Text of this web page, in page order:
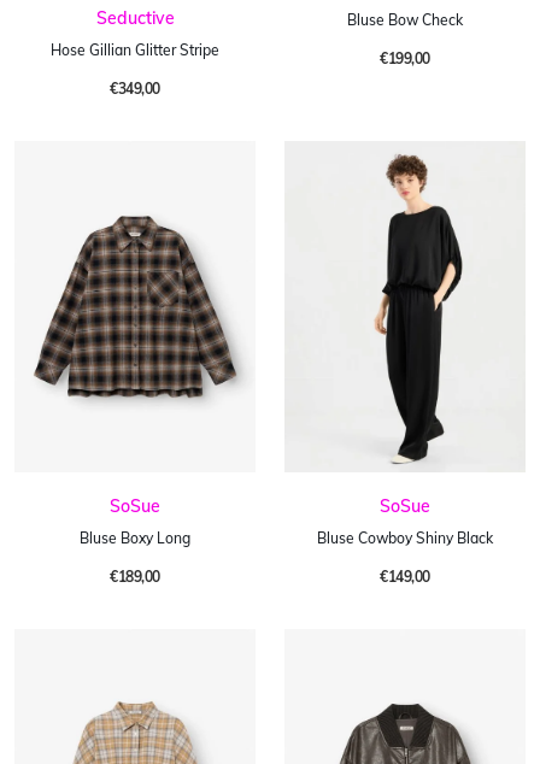
Seductive
Hose Gillian Glitter Stripe
€349,00
Bluse Bow Check
€199,00
SoSue
Bluse Boxy Long
€189,00
SoSue
Bluse Cowboy Shiny Black
€149,00